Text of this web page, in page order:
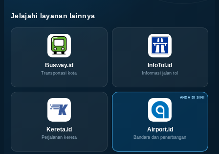
City
Surabaya
Akhir
e-
Commerce
di
IPA
Convex
2026
Jelajahi layanan lainnya
Busway.id
Transportasi kota
InfoTol.id
Informasi jalan tol
Kereta.id
Perjalanan kereta
Airport.id
Bandara dan penerbangan